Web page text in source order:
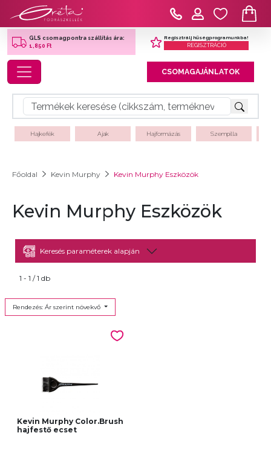
GLS csomagpontra szállítás ára:
1,850 Ft
Regisztrálj hűségprogramunkba!
REGISZTRÁCIÓ
Toggle navigation CSOMAGAJÁNLATOK
Hajkefék Ajak Hajformázás Szempilla
Főoldal Kevin Murphy Kevin Murphy Eszközök
Kevin Murphy Eszközök
Keresés paraméterek alapján
1 - 1 / 1 db
Rendezés: Ár szerint növekvő
Kevin Murphy Color.Brush
hajfestő ecset